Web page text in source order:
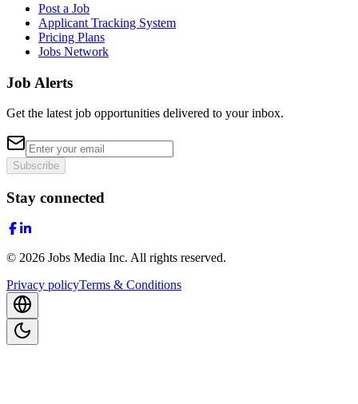
Post a Job
Applicant Tracking System
Pricing Plans
Jobs Network
Job Alerts
Get the latest job opportunities delivered to your inbox.
Subscribe
Stay connected
© 2026 Jobs Media Inc. All rights reserved.
Privacy policyTerms & Conditions